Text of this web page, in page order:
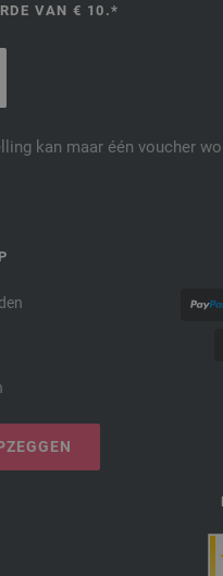
VAN € 10.*
kan maar één voucher